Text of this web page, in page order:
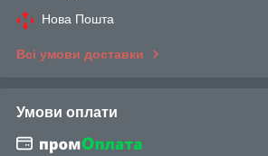
Нова Пошта
Всі умови доставки
Умови оплати